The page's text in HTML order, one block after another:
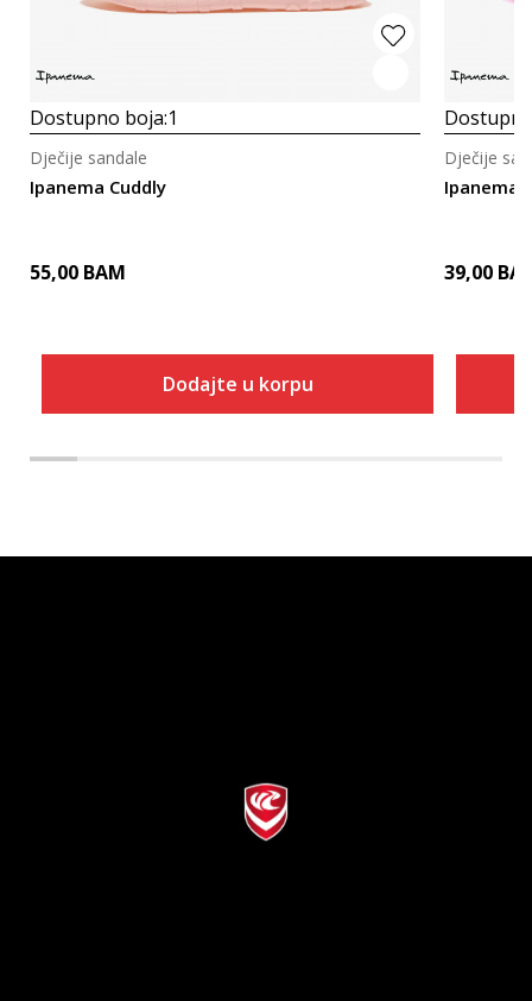
Dostupno boja:1
Ipanema Cuddly
Dječije sandale
55,00 BAM
Dodajte u korpu
Ipanema
Dječije
39,00